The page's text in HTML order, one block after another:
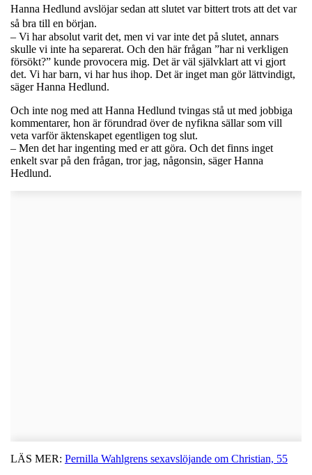
Hanna Hedlund avslöjar sedan att slutet var bittert trots att det var
så bra till en början.
– Vi har absolut varit det, men vi var inte det på slutet, annars
skulle vi inte ha separerat. Och den här frågan ”har ni verkligen
försökt?” kunde provocera mig. Det är väl självklart att vi gjort
det. Vi har barn, vi har hus ihop. Det är inget man gör lättvindigt,
säger Hanna Hedlund.
Och inte nog med att Hanna Hedlund tvingas stå ut med jobbiga
kommentarer, hon är förundrad över de nyfikna sällar som vill
veta varför äktenskapet egentligen tog slut.
– Men det har ingenting med er att göra. Och det finns inget
enkelt svar på den frågan, tror jag, någonsin, säger Hanna
Hedlund.
LÄS MER: Pernilla Wahlgrens sexavslöjande om Christian, 55